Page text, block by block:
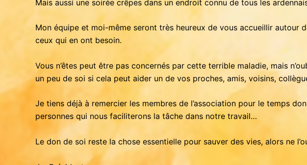
Mais aussi une soirée crêpes dans un endroit connu de tous les
Mon équipe et moi-même seront très heureux de vous accueillir
ceux qui en ont besoin.
Vous n’êtes peut être pas concernés par cette terrible maladie, mais
un peu de soi si cela peut aider un de vos proches, amis, voisins,
Je tiens déjà à remercier les membres de l’association pour le temps
personnes qui nous faciliterons la tâche dans notre travail…
Le don de soi reste la chose essentielle pour sauver des vies, alors ne